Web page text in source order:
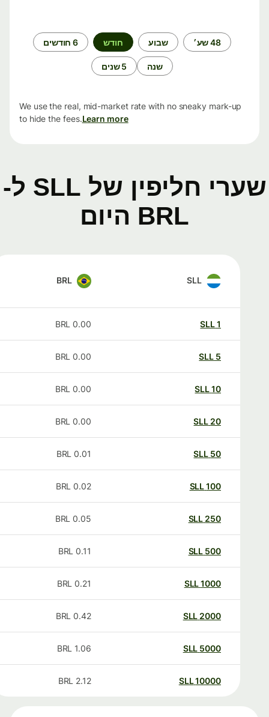
48 שע׳ שבוע חודש 6 חודשים
שנה 5 שנים
We use the real, mid-market rate with no sneaky mark-up
to hide the fees.Learn more
שערי חליפין של SLL ל-
BRL היום
SLL
BRL
SLL
0.00
BRL
SLL
0.00
BRL
SLL
0.00
BRL
20
SLL
0.00
BRL
50
SLL
0.01
BRL
100
SLL
0.02
BRL
250
SLL
0.05
BRL
500
SLL
0.11
BRL
1000
SLL
0.21
BRL
2000
SLL
0.42
BRL
5000
SLL
1.06
BRL
10000
SLL
2.12
BRL